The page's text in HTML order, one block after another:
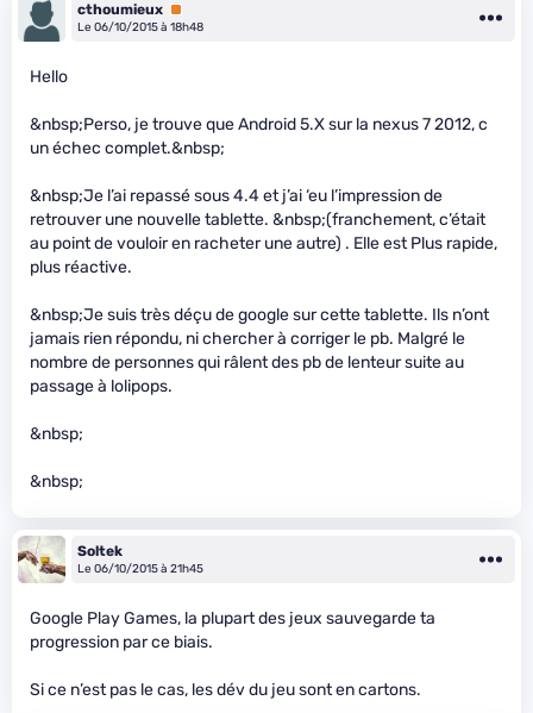
cthoumieux Premium
Le 06/10/2015 à 18h48
Hello
&nbsp;Perso, je trouve que Android 5.X sur la nexus 7 2012, c
un échec complet.&nbsp;
&nbsp;Je l’ai repassé sous 4.4 et j’ai ‘eu l’impression de
retrouver une nouvelle tablette. &nbsp;(franchement, c’était
au point de vouloir en racheter une autre) . Elle est Plus rapide,
plus réactive.
&nbsp;Je suis très déçu de google sur cette tablette. Ils n’ont
jamais rien répondu, ni chercher à corriger le pb. Malgré le
nombre de personnes qui râlent des pb de lenteur suite au
passage à lolipops.
&nbsp;
&nbsp;
Soltek
Le 06/10/2015 à 21h45
Google Play Games, la plupart des jeux sauvegarde ta
progression par ce biais.
Si ce n’est pas le cas, les dév du jeu sont en cartons.